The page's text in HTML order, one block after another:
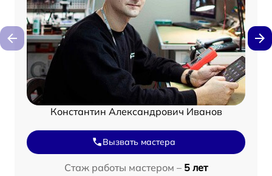
Константин Александрович Иванов
Вызвать мастера
Стаж работы мастером – 5 лет